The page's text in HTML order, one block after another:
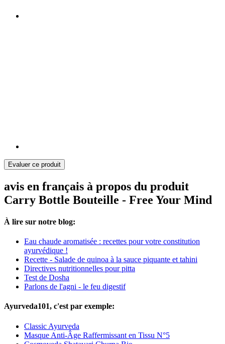
Evaluer ce produit
avis en français à propos du produit
Carry Bottle Bouteille - Free Your Mind
À lire sur notre blog:
Eau chaude aromatisée : recettes pour votre constitution
ayurvédique !
Recette - Salade de quinoa à la sauce piquante et tahini
Directives nutritionnelles pour pitta
Test de Dosha
Parlons de l'agni - le feu digestif
Ayurveda101, c'est par exemple:
Classic Ayurveda
Masque Anti-Âge Raffermissant en Tissu N°5